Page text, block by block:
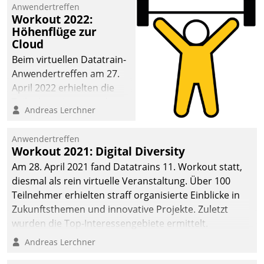
Anwendertreffen
Workout 2022:
Höhenflüge zur
Cloud
Beim virtuellen Datatrain-
Anwendertreffen am 27.
April 2022 erhielten die
Teilnehmer kurzweilige
Cloud-Strategien und -
Lösungen mit hohem
Zukunftspotenzial.
Andreas Lerchner
Anwendertreffen
Workout 2021: Digital Diversity
Am 28. April 2021 fand Datatrains 11. Workout statt,
diesmal als rein virtuelle Veranstaltung. Über 100
Teilnehmer erhielten straff organisierte Einblicke in
Zukunftsthemen und innovative Projekte. Zuletzt
wurden die Top-Interessengebiete ermittelt.
Andreas Lerchner